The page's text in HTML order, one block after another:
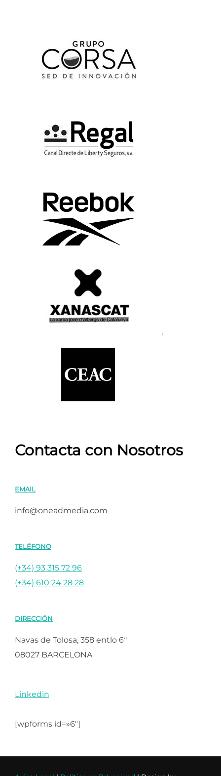
Contacta con Nosotros
EMAIL
info@oneadmedia.com
TELÉFONO
(+34) 93 315 72 96
(+34) 610 24 28 28
DIRECCIÓN
Navas de Tolosa, 358 entlo 6ª
08027 BARCELONA
Linkedin
[wpforms id=»6″]